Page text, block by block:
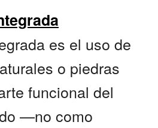
es el uso de
o piedras
funcional del
—no como